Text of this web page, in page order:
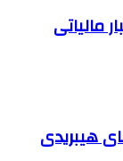
مالیاتی
هیبریدی